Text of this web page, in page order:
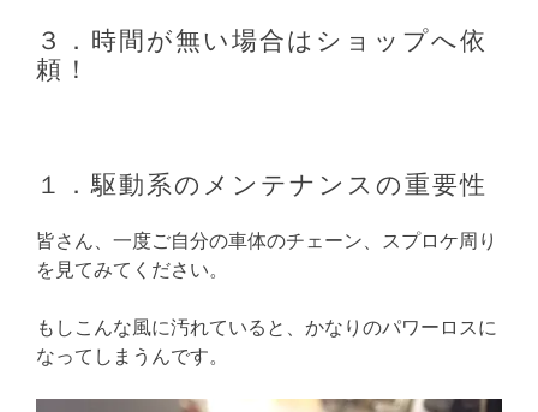
３．時間が無い場合はショップへ依
頼！
１．駆動系のメンテナンスの重要性
皆さん、一度ご自分の車体のチェーン、スプロケ周り
を見てみてください。
もしこんな風に汚れていると、かなりのパワーロスに
なってしまうんです。